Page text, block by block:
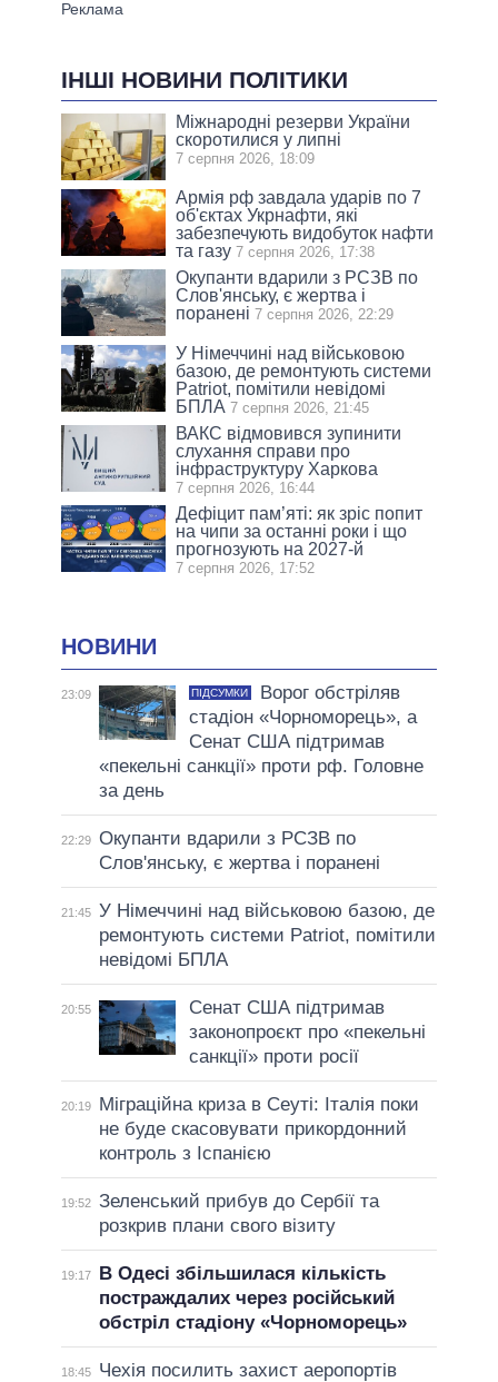
ІНШІ НОВИНИ ПОЛІТИКИ
Міжнародні резерви України
скоротилися у липні
7 серпня 2026, 18:09
Армія рф завдала ударів по 7
об'єктах Укрнафти, які
забезпечують видобуток нафти
та газу 7 серпня 2026, 17:38
Окупанти вдарили з РСЗВ по
Слов'янську, є жертва і
поранені 7 серпня 2026, 22:29
У Німеччині над військовою
базою, де ремонтують системи
Patriot, помітили невідомі
БПЛА 7 серпня 2026, 21:45
ВАКС відмовився зупинити
слухання справи про
інфраструктуру Харкова
7 серпня 2026, 16:44
Дефіцит пам’яті: як зріс попит
на чипи за останні роки і що
прогнозують на 2027-й
7 серпня 2026, 17:52
НОВИНИ
23:09 ПІДСУМКИ
Ворог обстріляв
стадіон «Чорноморець», а
Сенат США підтримав
«пекельні санкції» проти рф. Головне
за день
22:29 Окупанти вдарили з РСЗВ по
Слов'янську, є жертва і поранені
21:45 У Німеччині над військовою базою, де
ремонтують системи Patriot, помітили
невідомі БПЛА
20:55
Сенат США підтримав
законопроєкт про «пекельні
санкції» проти росії
20:19
Міграційна криза в Сеуті: Італія поки
не буде скасовувати прикордонний
контроль з Іспанією
19:52 Зеленський прибув до Сербії та
розкрив плани свого візиту
19:17
В Одесі збільшилася кількість
постраждалих через російський
обстріл стадіону «Чорноморець»
18:45
Чехія посилить захист аеропортів